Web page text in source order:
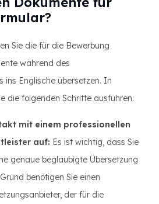
Sie die für die Bewerbung
während des
ins Englische übersetzen. In
die folgenden Schritte ausführen:
mit einem professionellen
auf: Es ist wichtig, dass Sie
genaue beglaubigte Übersetzung
benötigen Sie einen
der für die